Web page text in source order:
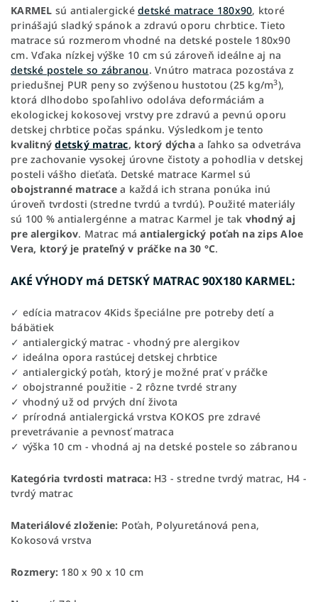
KARMEL sú antialergické detské matrace 180x90, ktoré
prinášajú sladký spánok a zdravú oporu chrbtice. Tieto
matrace sú rozmerom vhodné na detské postele 180x90
cm. Vďaka nízkej výške 10 cm sú zároveň ideálne aj na
detské postele so zábranou. Vnútro matraca pozostáva z
priedušnej PUR peny so zvýšenou hustotou (25 kg/m3),
ktorá dlhodobo spoľahlivo odoláva deformáciám a
ekologickej kokosovej vrstvy pre zdravú a pevnú oporu
detskej chrbtice počas spánku. Výsledkom je tento
kvalitný detský matrac, ktorý dýchaa ľahko sa odvetráva
pre zachovanie vysokej úrovne čistoty a pohodlia v detskej
posteli vášho dieťaťa. Detské matrace Karmel sú
obojstranné matracea každá ich strana ponúka inú
úroveň tvrdosti (stredne tvrdú a tvrdú). Použité materiály
sú 100 % antialergénne a matrac Karmel je tak vhodný aj
pre alergikov. Matrac máantialergický poťah na zips Aloe
Vera, ktorý je prateľný v práčke na 30 °C.
AKÉ VÝHODY má DETSKÝ MATRAC 90X180 KARMEL:
✓ edícia matracov 4Kids špeciálne pre potreby detí a
bábätiek
✓ antialergický matrac - vhodný pre alergikov
✓ ideálna opora rastúcej detskej chrbtice
✓ antialergický poťah, ktorý je možné prať v práčke
✓ obojstranné použitie - 2 rôzne tvrdé strany
✓ vhodný už od prvých dní života
✓ prírodná antialergická vrstva KOKOS pre zdravé
prevetrávanie a pevnosť matraca
✓ výška 10 cm - vhodná aj na detské postele so zábranou
Kategória tvrdosti matraca: H3 - stredne tvrdý matrac, H4 -
tvrdý matrac
Materiálové zloženie: Poťah, Polyuretánová pena,
Kokosová vrstva
Rozmery: 180 x 90 x 10 cm